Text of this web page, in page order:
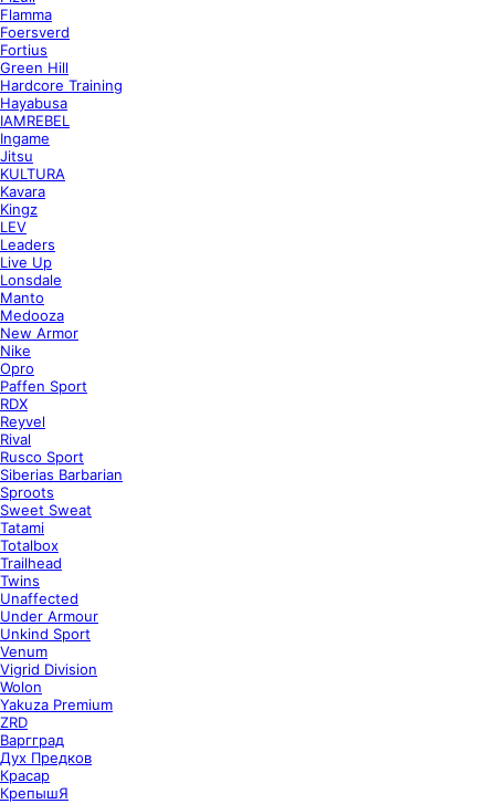
Flamma
Foersverd
Fortius
Green Hill
Hardcore Training
Hayabusa
IAMREBEL
Ingame
Jitsu
KULTURA
Kavara
Kingz
LEV
Leaders
Live Up
Lonsdale
Manto
Medooza
New Armor
Nike
Opro
Paffen Sport
RDX
Reyvel
Rival
Rusco Sport
Siberias Barbarian
Sproots
Sweet Sweat
Tatami
Totalbox
Trailhead
Twins
Unaffected
Under Armour
Unkind Sport
Venum
Vigrid Division
Wolon
Yakuza Premium
ZRD
Варгград
Дух Предков
Красар
КрепышЯ